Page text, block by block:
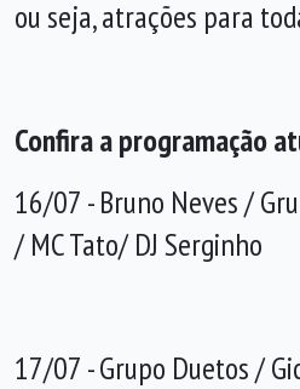
ou seja, atrações para
Confira a programação
16/07 - Bruno Neves /
/ MC Tato/ DJ Serginho
17/07 - Grupo Duetos /